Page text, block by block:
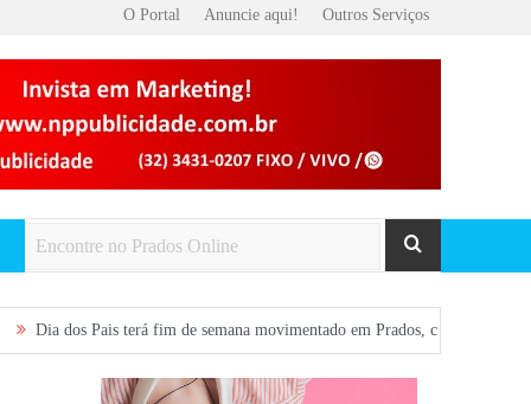
O Portal Anuncie aqui! Outros Serviços
dos Pais terá fim de semana movimentado em Prados, com show gratuito